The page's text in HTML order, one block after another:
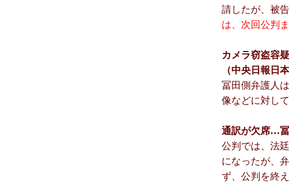
請したが、被
は、次回公判
カメラ窃盗容
（中央日報日
冨田側弁護人
像などに対し
通訳が欠席…冨
公判では、法
になったが、
ず、公判を終